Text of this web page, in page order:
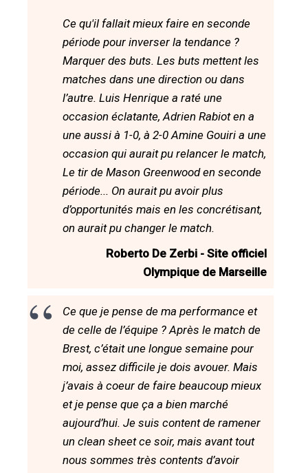
Ce qu'il fallait mieux faire en seconde
période pour inverser la tendance ?
Marquer des buts. Les buts mettent les
matches dans une direction ou dans
l’autre. Luis Henrique a raté une
occasion éclatante, Adrien Rabiot en a
une aussi à 1-0, à 2-0 Amine Gouiri a une
occasion qui aurait pu relancer le match,
Le tir de Mason Greenwood en seconde
période... On aurait pu avoir plus
d’opportunités mais en les concrétisant,
on aurait pu changer le match.
Roberto De Zerbi - Site officiel
Olympique de Marseille
Ce que je pense de ma performance et
de celle de l’équipe ? Après le match de
Brest, c’était une longue semaine pour
moi, assez difficile je dois avouer. Mais
j’avais à coeur de faire beaucoup mieux
et je pense que ça a bien marché
aujourd’hui. Je suis content de ramener
un clean sheet ce soir, mais avant tout
nous sommes très contents d’avoir